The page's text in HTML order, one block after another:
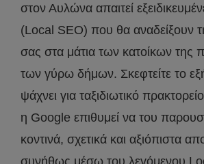
στον Αυλώνα απαιτεί
(Local SEO) που θα αναδείξουν
σας στα μάτια των κατοίκων της
των γύρω δήμων. Σκεφτείτε το
ψάχνει για ταξιδιωτικό
η Google επιθυμεί να του
κοντινά, σχετικά και αξιόπιστα
συνήθως μέσω του λεγόμενου